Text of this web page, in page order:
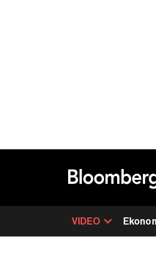
VIDEO